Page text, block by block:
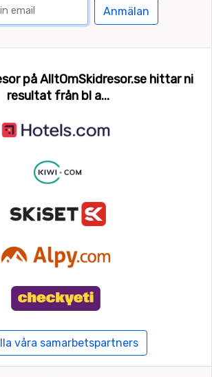
Anmälan
på AlltOmSkidresor.se hittar ni
resultat från bl a...
våra samarbetspartners